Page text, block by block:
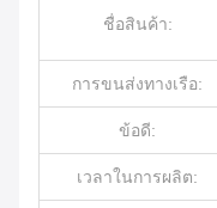
ชื่อสินค้า:
การขนส่งทางเรือ:
ข้อดี:
เวลาในการผลิต: